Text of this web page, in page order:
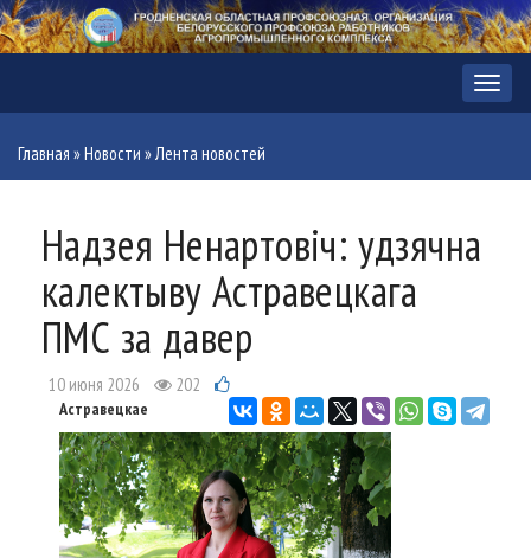
Меню
Главная »Новости »Лента новостей
Надзея Ненартовіч: удзячна
калектыву Астравецкага
ПМС за давер
10 июня 2026 202
Астравецкае